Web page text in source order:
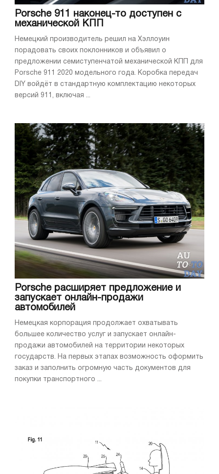
Porsche 911 наконец-то доступен с
механической КПП
Немецкий производитель решил на Хэллоуин
порадовать своих поклонников и объявил о
предложении семиступенчатой механической КПП для
Porsche 911 2020 модельного года. Коробка передач
DIY войдёт в стандартную комплектацию некоторых
версий 911, включая ...
Porsche расширяет предложение и
запускает онлайн-продажи
автомобилей
Немецкая корпорация продолжает охватывать
большее количество услуг и запускает онлайн-
продажи автомобилей на территории некоторых
государств. На первых этапах возможность оформить
заказ и заполнить огромную часть документов для
покупки транспортного ...